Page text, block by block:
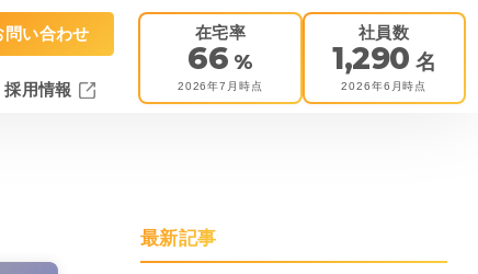
問い合わせ
採用情報
在宅率
66 %
2026年7月時点
社員数
1,290 名
2026年6月時点
最新記事